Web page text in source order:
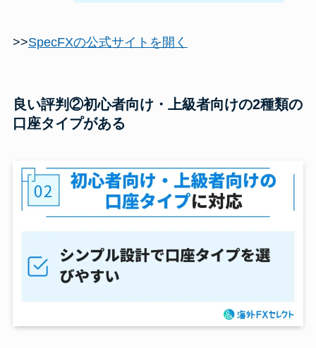
>>SpecFXの公式サイトを開く
良い評判②初心者向け・上級者向けの2種類の
口座タイプがある